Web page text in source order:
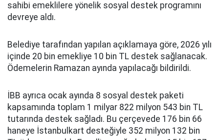
sahibi emeklilere yönelik sosyal destek programını
devreye aldı.
Belediye tarafından yapılan açıklamaya göre, 2026 yılı
içinde 20 bin emekliye 10 bin TL destek sağlanacak.
Ödemelerin Ramazan ayında yapılacağı bildirildi.
İBB ayrıca ocak ayında 8 sosyal destek paketi
kapsamında toplam 1 milyar 822 milyon 543 bin TL
tutarında destek sağladı. Bu çerçevede 176 bin 66
haneye İstanbulkart desteğiyle 352 milyon 132 bin